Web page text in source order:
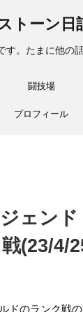
トーン日
す。たまに他の
闘技場
プロフィール
ジェン
(23/4/
ドのランク戦